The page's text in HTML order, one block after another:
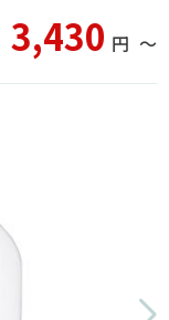
3,430 円 〜